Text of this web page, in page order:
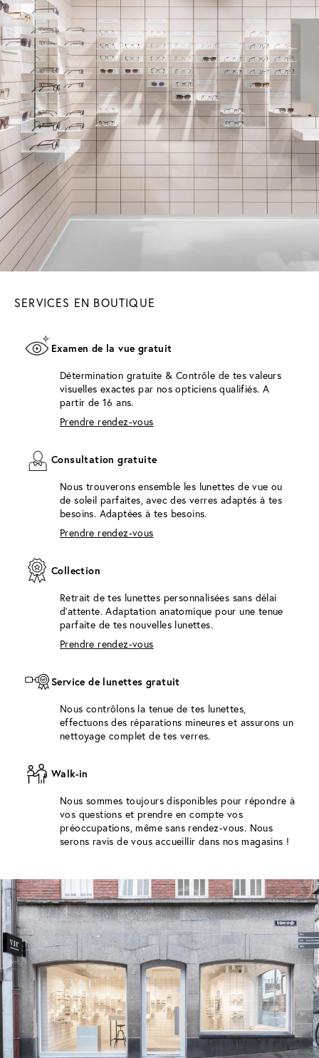
SERVICES EN BOUTIQUE
Examen de la vue gratuit
Détermination gratuite & Contrôle de tes valeurs
visuelles exactes par nos opticiens qualifiés. A
partir de 16 ans.
Prendre rendez-vous
Consultation gratuite
Nous trouverons ensemble les lunettes de vue ou
de soleil parfaites, avec des verres adaptés à tes
besoins. Adaptées à tes besoins.
Prendre rendez-vous
Collection
Retrait de tes lunettes personnalisées sans délai
d'attente. Adaptation anatomique pour une tenue
parfaite de tes nouvelles lunettes.
Prendre rendez-vous
Service de lunettes gratuit
Nous contrôlons la tenue de tes lunettes,
effectuons des réparations mineures et assurons un
nettoyage complet de tes verres.
Walk-in
Nous sommes toujours disponibles pour répondre à
vos questions et prendre en compte vos
préoccupations, même sans rendez-vous. Nous
serons ravis de vous accueillir dans nos magasins !